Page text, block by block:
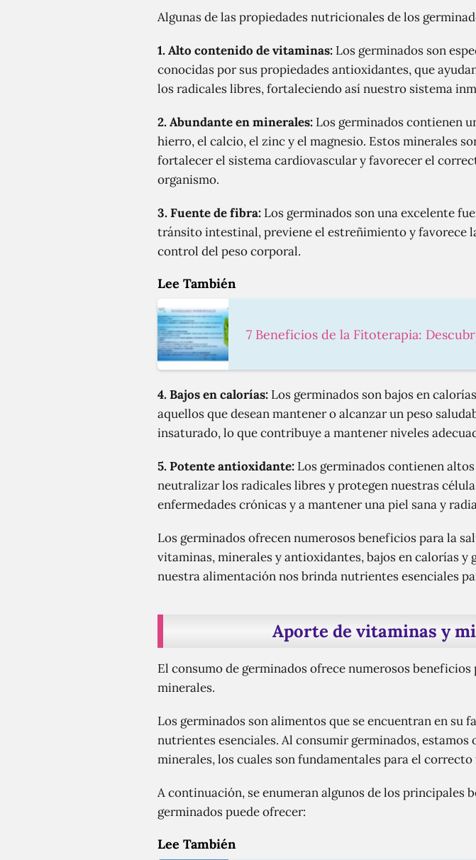
Algunas de las propiedades nutricionales de los
1. Alto contenido de vitaminas: Los germinados son
conocidas por sus propiedades antioxidantes, que
los radicales libres, fortaleciendo así nuestro sistema
2. Abundante en minerales: Los germinados contienen
hierro, el calcio, el zinc y el magnesio. Estos minerales
fortalecer el sistema cardiovascular y favorecer el
organismo.
3. Fuente de fibra: Los germinados son una excelente
tránsito intestinal, previene el estreñimiento y favorece
control del peso corporal.
Lee También
7 Beneficios de la Fitoterapia:
4. Bajos en calorías: Los germinados son bajos en
aquellos que desean mantener o alcanzar un peso
insaturado, lo que contribuye a mantener niveles
5. Potente antioxidante: Los germinados contienen
neutralizar los radicales libres y protegen nuestras
enfermedades crónicas y a mantener una piel sana y
Los germinados ofrecen numerosos beneficios para la
vitaminas, minerales y antioxidantes, bajos en calorías
nuestra alimentación nos brinda nutrientes esenciales
Aporte de vitaminas y
El consumo de germinados ofrece numerosos
minerales.
Los germinados son alimentos que se encuentran en su
nutrientes esenciales. Al consumir germinados,
minerales, los cuales son fundamentales para el
A continuación, se enumeran algunos de los principales
germinados puede ofrecer:
Lee También